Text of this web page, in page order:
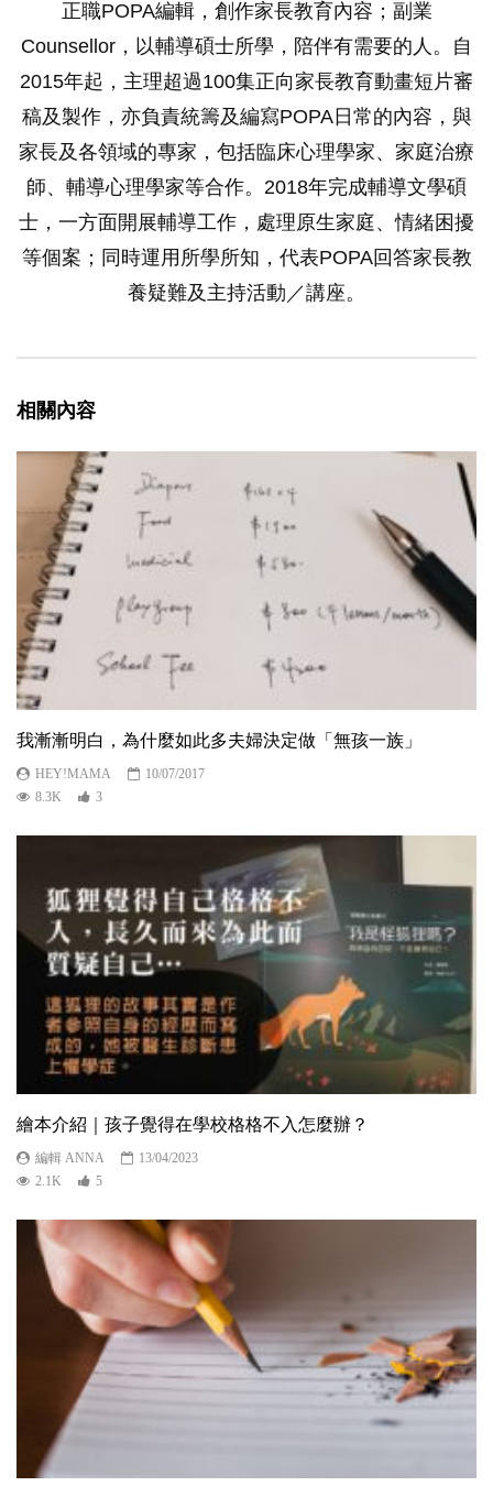
正職POPA編輯，創作家長教育內容；副業
Counsellor，以輔導碩士所學，陪伴有需要的人。自
2015年起，主理超過100集正向家長教育動畫短片審
稿及製作，亦負責統籌及編寫POPA日常的內容，與
家長及各領域的專家，包括臨床心理學家、家庭治療
師、輔導心理學家等合作。2018年完成輔導文學碩
士，一方面開展輔導工作，處理原生家庭、情緒困擾
等個案；同時運用所學所知，代表POPA回答家長教
養疑難及主持活動／講座。
相關內容
我漸漸明白，為什麼如此多夫婦決定做「無孩一族」
HEY!MAMA
10/07/2017
8.3K
3
繪本介紹｜孩子覺得在學校格格不入怎麼辦？
編輯 ANNA
13/04/2023
2.1K
5